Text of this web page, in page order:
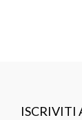
ISCRIVITI